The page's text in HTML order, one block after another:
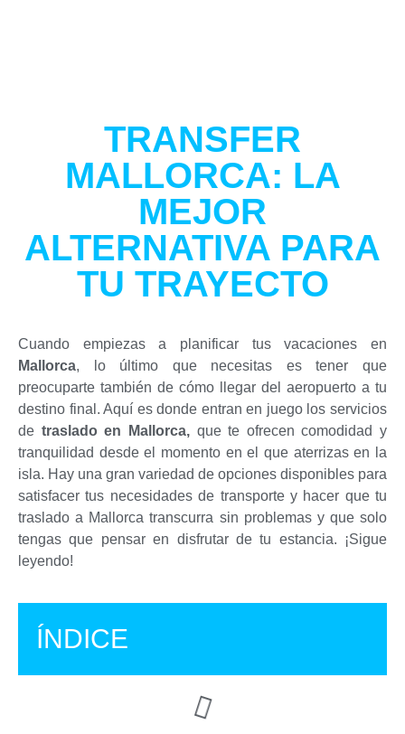
TRANSFER
MALLORCA: LA
MEJOR
ALTERNATIVA PARA
TU TRAYECTO
Cuando empiezas a planificar tus vacaciones en
Mallorca, lo último que necesitas es tener que
preocuparte también de cómo llegar del aeropuerto a tu
destino final. Aquí es donde entran en juego los servicios
de traslado en Mallorca,que te ofrecen comodidad y
tranquilidad desde el momento en el que aterrizas en la
isla. Hay una gran variedad de opciones disponibles para
satisfacer tus necesidades de transporte y hacer que tu
traslado a Mallorca transcurra sin problemas y que solo
tengas que pensar en disfrutar de tu estancia. ¡Sigue
leyendo!
ÍNDICE